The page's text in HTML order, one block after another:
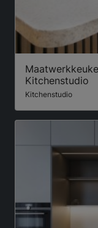
Kitchenstudio
Kitchenstudio